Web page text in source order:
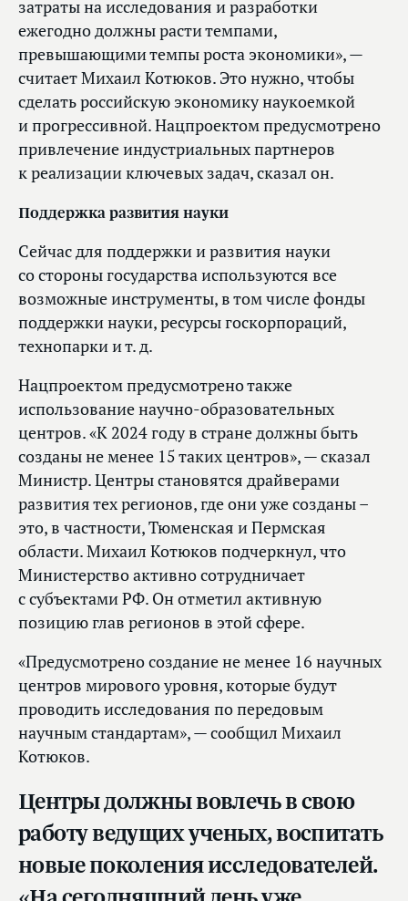
затраты на исследования и разработки
ежегодно должны расти темпами,
превышающими темпы роста экономики», —
считает Михаил Котюков. Это нужно, чтобы
сделать российскую экономику наукоемкой
и прогрессивной. Нацпроектом предусмотрено
привлечение индустриальных партнеров
к реализации ключевых задач, сказал он.
Поддержка развития науки
Сейчас для поддержки и развития науки
со стороны государства используются все
возможные инструменты, в том числе фонды
поддержки науки, ресурсы госкорпораций,
технопарки и т. д.
Нацпроектом предусмотрено также
использование научно-образовательных
центров. «К 2024 году в стране должны быть
созданы не менее 15 таких центров», — сказал
Министр. Центры становятся драйверами
развития тех регионов, где они уже созданы –
это, в частности, Тюменская и Пермская
области. Михаил Котюков подчеркнул, что
Министерство активно сотрудничает
с субъектами РФ. Он отметил активную
позицию глав регионов в этой сфере.
«Предусмотрено создание не менее 16 научных
центров мирового уровня, которые будут
проводить исследования по передовым
научным стандартам», — сообщил Михаил
Котюков.
Центры должны вовлечь в свою
работу ведущих ученых, воспитать
новые поколения исследователей.